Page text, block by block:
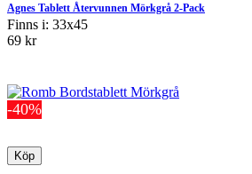
Agnes Tablett Återvunnen Mörkgrå 2-Pack
Finns i: 33x45
69 kr
-40%